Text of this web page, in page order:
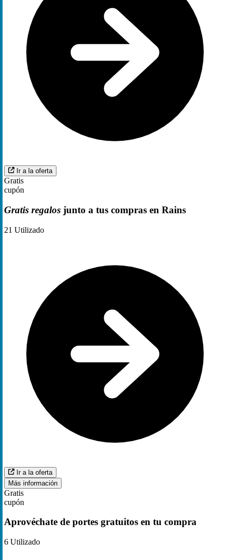
Ir a la oferta
Gratis
cupón
Gratis regalos junto a tus compras en Rains
21 Utilizado
Ir a la oferta
Más información
Gratis
cupón
Aprovéchate de portes gratuitos en tu compra
6 Utilizado